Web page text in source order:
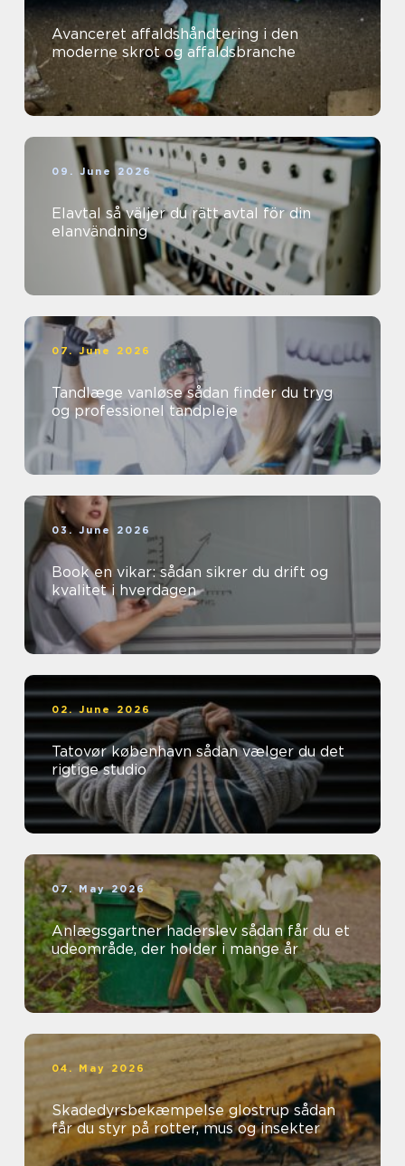
Avanceret affaldshåndtering i den
moderne skrot og affaldsbranche
09. June 2026
Elavtal så väljer du rätt avtal för din
elanvändning
07. June 2026
Tandlæge vanløse sådan finder du tryg
og professionel tandpleje
03. June 2026
Book en vikar: sådan sikrer du drift og
kvalitet i hverdagen
02. June 2026
Tatovør københavn sådan vælger du det
rigtige studio
07. May 2026
Anlægsgartner haderslev sådan får du et
udeområde, der holder i mange år
04. May 2026
Skadedyrsbekæmpelse glostrup sådan
får du styr på rotter, mus og insekter